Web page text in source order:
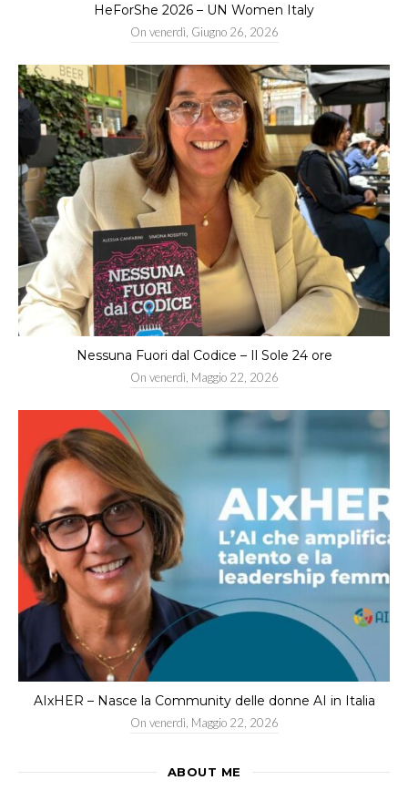
HeForShe 2026 – UN Women Italy
On venerdì, Giugno 26, 2026
Nessuna Fuori dal Codice – Il Sole 24 ore
On venerdì, Maggio 22, 2026
AIxHER – Nasce la Community delle donne AI in Italia
On venerdì, Maggio 22, 2026
ABOUT ME